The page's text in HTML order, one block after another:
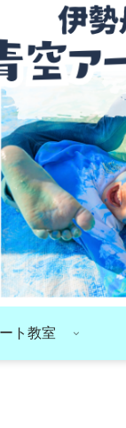
ト教室